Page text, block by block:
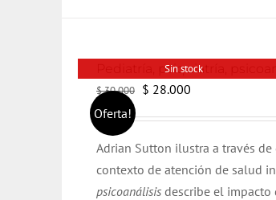
Sin stock
Oferta!
Pediatría, psiquiatría,
$30.000 El
era:
$ 30.000.
$ 28.000
es:
$ 28.000.
Adrian Sutton ilustra a través
contexto de atención de salud
psicoanálisis describe el impacto